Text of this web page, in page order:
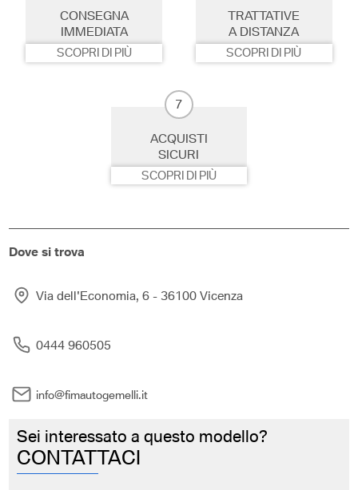
CONSEGNA
IMMEDIATA
SCOPRI DI PIÙ
TRATTATIVE
A DISTANZA
SCOPRI DI PIÙ
7
ACQUISTI
SICURI
SCOPRI DI PIÙ
Dove si trova
Via dell'Economia, 6 - 36100 Vicenza
0444 960505
info@fimautogemelli.it
Sei interessato a questo modello?
CONTATTACI